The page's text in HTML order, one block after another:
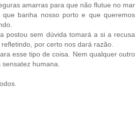
amarras para que não flutue no mar
que banha nosso porto e que queremos
postou sem dúvida tomará a si a recusa
por certo nos dará razão.
esse tipo de coisa. Nem qualquer outro
humana.